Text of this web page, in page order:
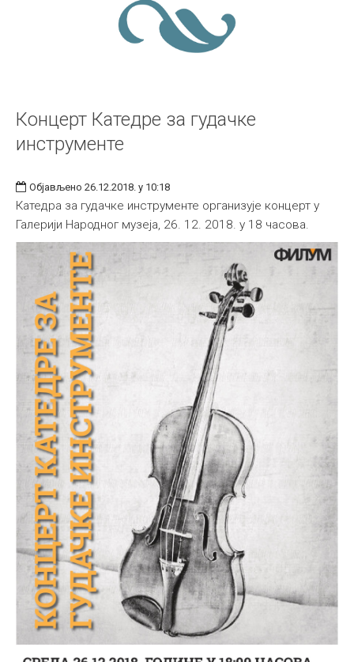
Концерт Катедре за гудачке
инструменте
Објављено 26.12.2018. у 10:18
Катедра за гудачке инструменте организује концерт у
Галерији Народног музеја, 26. 12. 2018. у 18 часова.